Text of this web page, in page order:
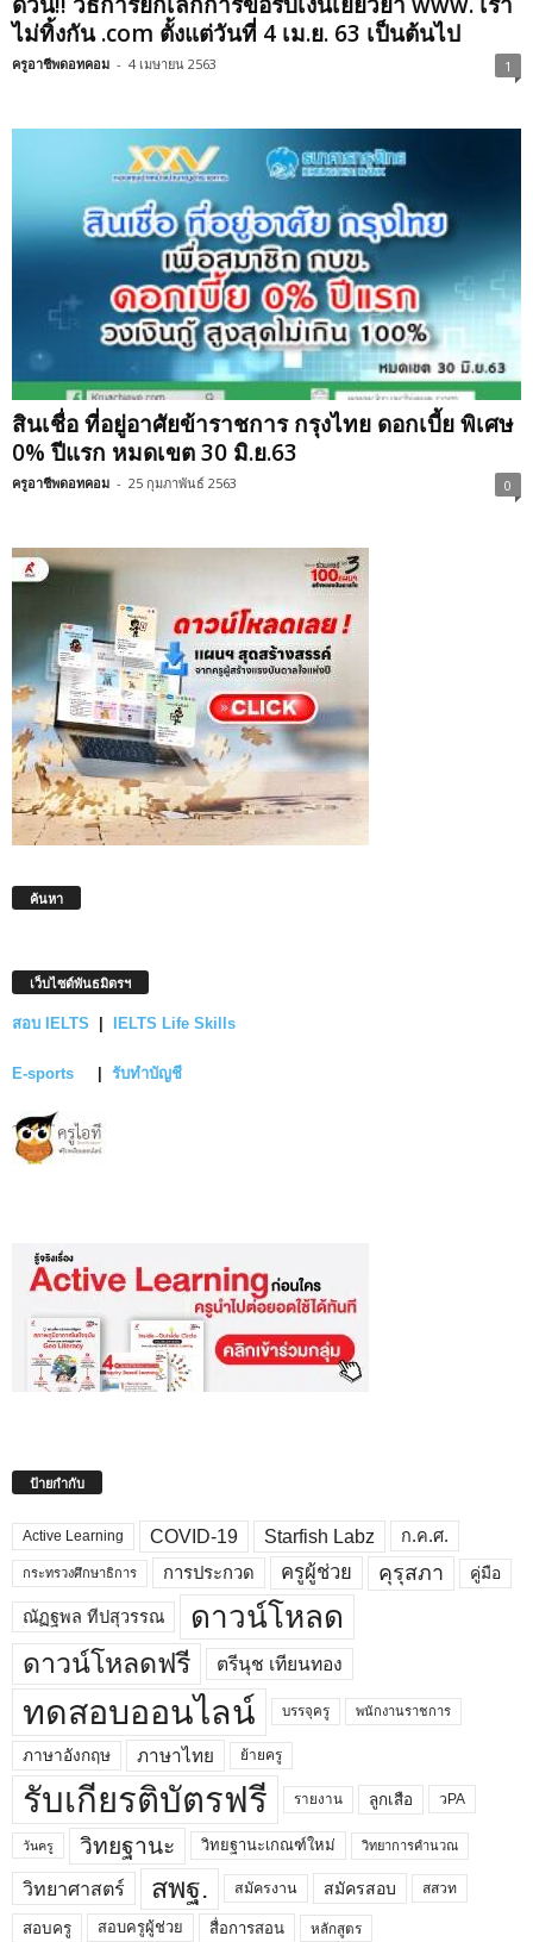
ไม่ทิ้งกัน .com ตั้งแต่วันที่ 4 เม.ย. 63 เป็นต้นไป
ครูอาชีพดอทคอม - 4 เมษายน 2563 1
สินเชื่อ ที่อยู่อาศัยข้าราชการ กรุงไทย ดอกเบี้ย พิเศษ
0% ปีแรก หมดเขต 30 มิ.ย.63
ครูอาชีพดอทคอม - 25 กุมภาพันธ์ 2563 0
ค้นหา
เว็บไซต์พันธมิตรฯ
สอบ IELTS | IELTS Life Skills
E-sports | รับทำบัญชี
ป้ายกำกับ
Active Learning COVID-19 Starfish Labz ก.ค.ศ.
กระทรวงศึกษาธิการ การประกวด ครูผู้ช่วย คุรุสภา คู่มือ
ณัฏฐพล ทีปสุวรรณ ดาวน์โหลด
ดาวน์โหลดฟรี ตรีนุช เทียนทอง
ทดสอบออนไลน์ บรรจุครู พนักงานราชการ
ภาษาอังกฤษ ภาษาไทย ย้ายครู
รับเกียรติบัตรฟรี รายงาน ลูกเสือ วPA
วันครู วิทยฐานะ วิทยฐานะเกณฑ์ใหม่ วิทยาการคำนวณ
วิทยาศาสตร์ สพฐ. สมัครงาน สมัครสอบ สสวท
สอบครู สอบครูผู้ช่วย สื่อการสอน หลักสูตร